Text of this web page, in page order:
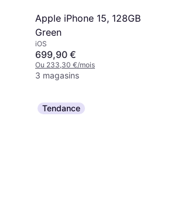
Apple iPhone 15, 128GB
Green
iOS
699,90 €
Ou 233,30 €/mois
3 magasins
Tendance